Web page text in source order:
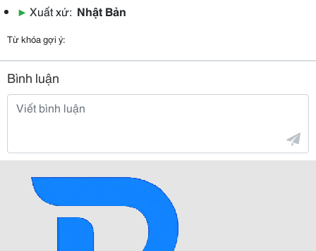
▶ Xuất xứ: Nhật Bản
Từ khóa gợi ý:
Bình luận